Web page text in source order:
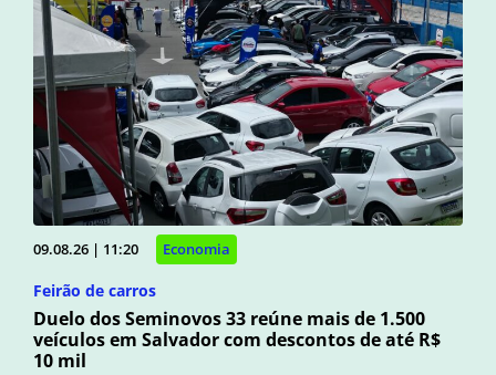
09.08.26 | 11:20 Economia
Feirão de carros
Duelo dos Seminovos 33 reúne mais de 1.500
veículos em Salvador com descontos de até R$
10 mil